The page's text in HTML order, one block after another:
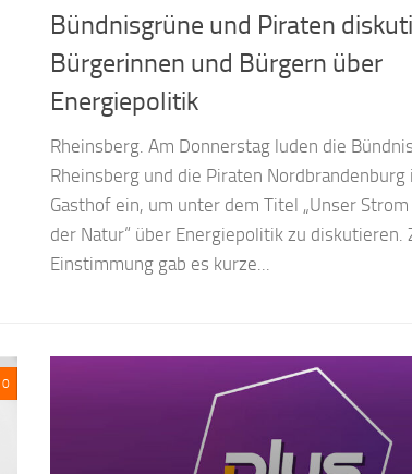
Bündnisgrüne und Piraten
Bürgerinnen und Bürgern über
Energiepolitik
Rheinsberg. Am Donnerstag luden die
Rheinsberg und die Piraten Nordbrandenburg
Gasthof ein, um unter dem Titel „Unser
der Natur“ über Energiepolitik zu diskutieren.
Einstimmung gab es kurze...
0